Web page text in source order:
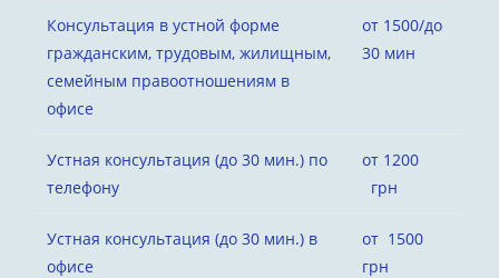
Консультация в устной форме
гражданским, трудовым, жилищным,
семейным правоотношениям в
офисе
от 1500/до
30 мин
Устная консультация (до 30 мин.) по
телефону
от 1200
грн
Устная консультация (до 30 мин.) в
офисе
от 1500
грн